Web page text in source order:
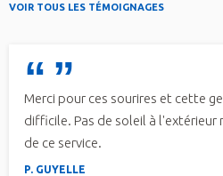
VOIR TOUS LES TÉMOIGNAGES
Merci pour ces sourires et cette
difficile. Pas de soleil à l'extérieur
de ce service.
P. GUYELLE